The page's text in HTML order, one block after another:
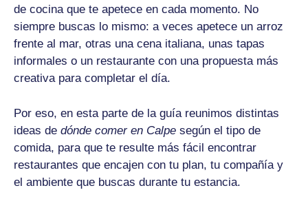
de cocina que te apetece en cada momento. No
siempre buscas lo mismo: a veces apetece un arroz
frente al mar, otras una cena italiana, unas tapas
informales o un restaurante con una propuesta más
creativa para completar el día.
Por eso, en esta parte de la guía reunimos distintas
ideas de dónde comer en Calpe según el tipo de
comida, para que te resulte más fácil encontrar
restaurantes que encajen con tu plan, tu compañía y
el ambiente que buscas durante tu estancia.